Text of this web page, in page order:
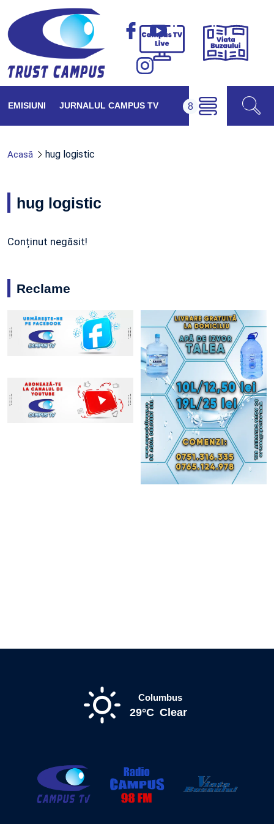
Campus
Viața
EMISIUNI JURNALUL CAMPUS TV
Acasă hug logistic
hug logistic
Conținut negăsit!
Reclame
Columbus
29°C Clear